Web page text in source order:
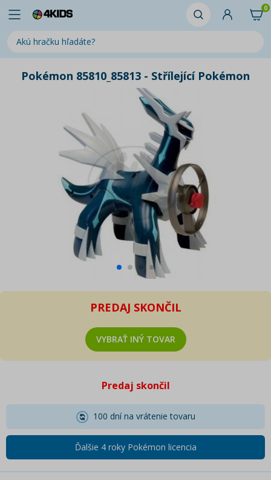
0
Pokémon 85810_85813 - Střílející Pokémon
PREDAJ SKONČIL
VYBRAŤ INÝ TOVAR
Predaj skončil
100 dní na vrátenie tovaru
Ďalšie 4 roky Pokémon licencia